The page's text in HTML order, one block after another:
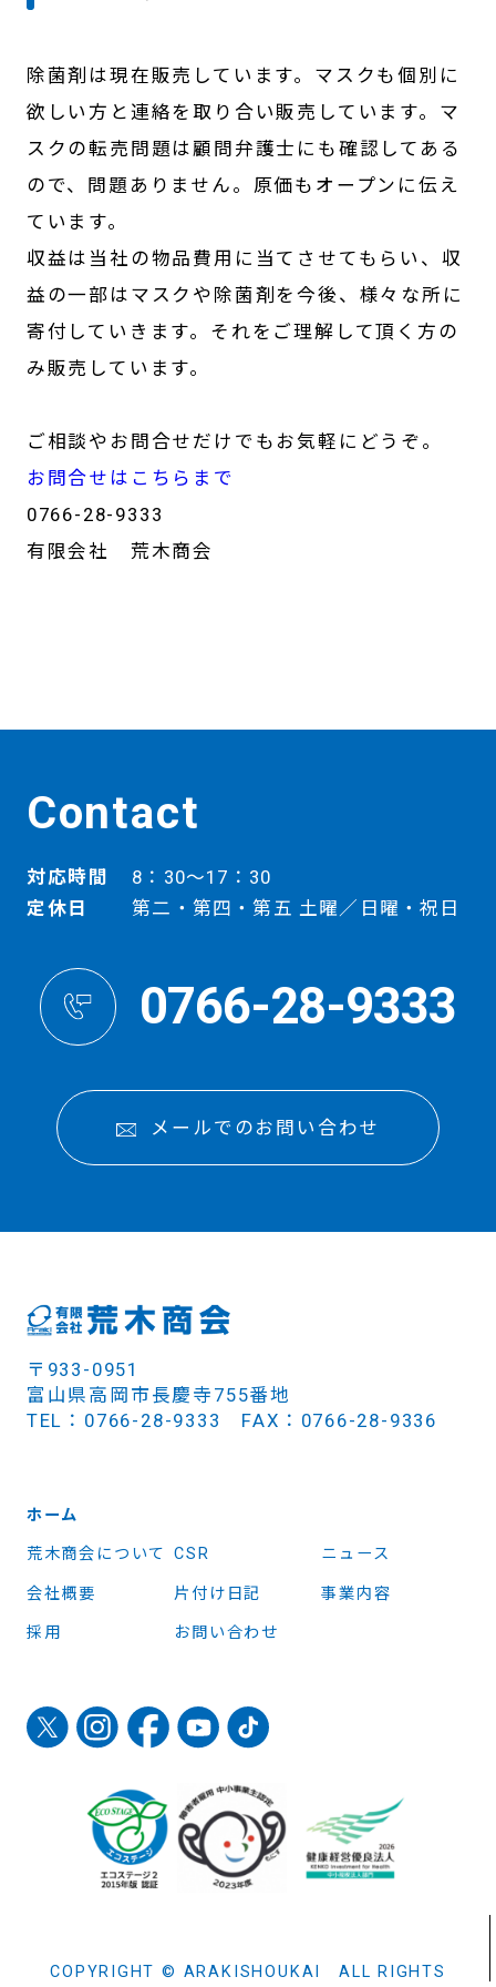
除菌剤は現在販売しています。マスクも個別に
欲しい方と連絡を取り合い販売しています。マ
スクの転売問題は顧問弁護士にも確認してある
ので、問題ありません。原価もオープンに伝え
ています。
収益は当社の物品費用に当てさせてもらい、収
益の一部はマスクや除菌剤を今後、様々な所に
寄付していきます。それをご理解して頂く方の
み販売しています。
ご相談やお問合せだけでもお気軽にどうぞ。
お問合せはこちらまで
0766-28-9333
有限会社 荒木商会
Contact
対応時間
8：30～17：30
定休日
第二・第四・第五 土曜／日曜・祝日
0766-28-9333
メールでのお問い合わせ
〒933-0951
富山県高岡市長慶寺755番地
TEL：0766-28-9333 FAX：0766-28-9336
ホーム
荒木商会について CSR ニュース
会社概要 片付け日記 事業内容
採用 お問い合わせ
COPYRIGHT © ARAKISHOUKAI ALL RIGHTS